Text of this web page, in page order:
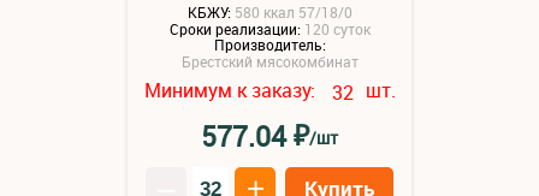
КБЖУ: 580 ккал 57/18/0
Сроки реализации: 120 суток
Производитель:
Брестский мясокомбинат
Минимум к заказу: 32 шт.
577.04₽/шт
+ Купить